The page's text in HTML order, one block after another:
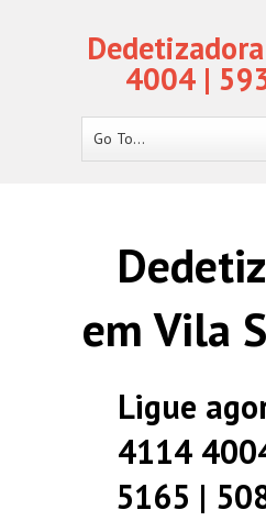
4004 |
Go To...
em Vila
Ligue
4114
5165 |